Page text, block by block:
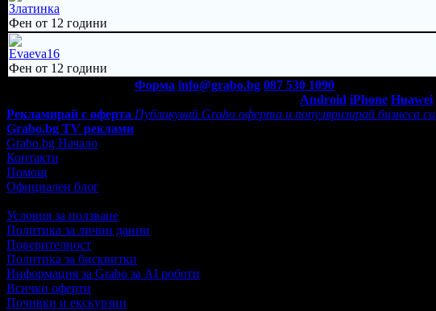
Златинка
Фен от 12 години
Evaeva16
Фен от 12 години
Форма info@grabo.bg 087 530 1090
Android iPhone Huawei
Рекламирай с оферта Публикувай Grabo оферта и популяризирай бизнеса си
Grabo.bg TV реклами
Grabo.bg Начало
Контакти
Помощ
Официален блог
Условия за ползване
Политика за лични данни
Поверителност
Политика за бисквитки
Информация за Grabo за AI роботи
Всички оферти
Почивки и екскурзии